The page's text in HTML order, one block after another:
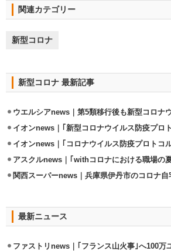
関連カテゴリー
新型コロナ
新型コロナ 最新記事
最新ニュース